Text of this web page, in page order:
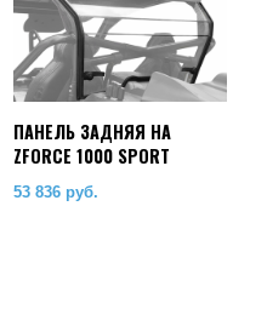
ПАНЕЛЬ ЗАДНЯЯ НА
ZFORCE 1000 SPORT
53 836 руб.